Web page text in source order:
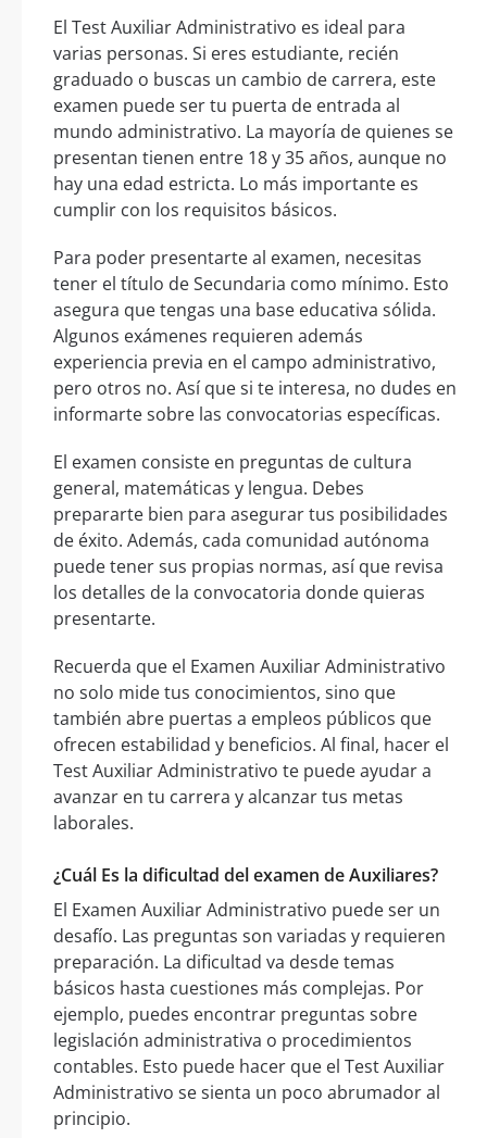
El Test Auxiliar Administrativo es ideal para
varias personas. Si eres estudiante, recién
graduado o buscas un cambio de carrera, este
examen puede ser tu puerta de entrada al
mundo administrativo. La mayoría de quienes se
presentan tienen entre 18 y 35 años, aunque no
hay una edad estricta. Lo más importante es
cumplir con los requisitos básicos.
Para poder presentarte al examen, necesitas
tener el título de Secundaria como mínimo. Esto
asegura que tengas una base educativa sólida.
Algunos exámenes requieren además
experiencia previa en el campo administrativo,
pero otros no. Así que si te interesa, no dudes en
informarte sobre las convocatorias específicas.
El examen consiste en preguntas de cultura
general, matemáticas y lengua. Debes
prepararte bien para asegurar tus posibilidades
de éxito. Además, cada comunidad autónoma
puede tener sus propias normas, así que revisa
los detalles de la convocatoria donde quieras
presentarte.
Recuerda que el Examen Auxiliar Administrativo
no solo mide tus conocimientos, sino que
también abre puertas a empleos públicos que
ofrecen estabilidad y beneficios. Al final, hacer el
Test Auxiliar Administrativo te puede ayudar a
avanzar en tu carrera y alcanzar tus metas
laborales.
¿Cuál Es la dificultad del examen de Auxiliares?
El Examen Auxiliar Administrativo puede ser un
desafío. Las preguntas son variadas y requieren
preparación. La dificultad va desde temas
básicos hasta cuestiones más complejas. Por
ejemplo, puedes encontrar preguntas sobre
legislación administrativa o procedimientos
contables. Esto puede hacer que el Test Auxiliar
Administrativo se sienta un poco abrumador al
principio.